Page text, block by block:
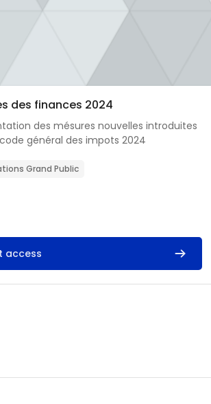
de cours
cours
des finances 2024
du cours :des mésures nouvelles introduites
général des impots 2024
Grand Public
access